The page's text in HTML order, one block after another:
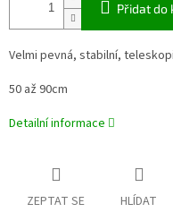
Přidat do
Velmi pevná, stabilní,
50 až 90cm
Detailní informace
ZEPTAT SE HLÍDAT